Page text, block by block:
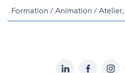
Formation / Animation /
LinkedInFacebook